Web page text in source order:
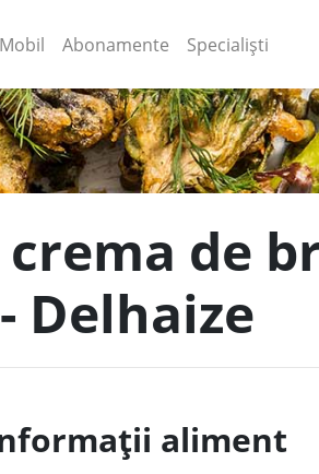
(current)
Abonamente Specialiști
de
Delhaize
aliment